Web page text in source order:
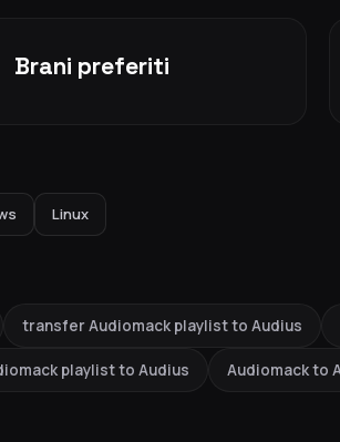
Brani preferiti
Linux
transfer Audiomack playlist to Audius
playlist to Audius Audiomack to